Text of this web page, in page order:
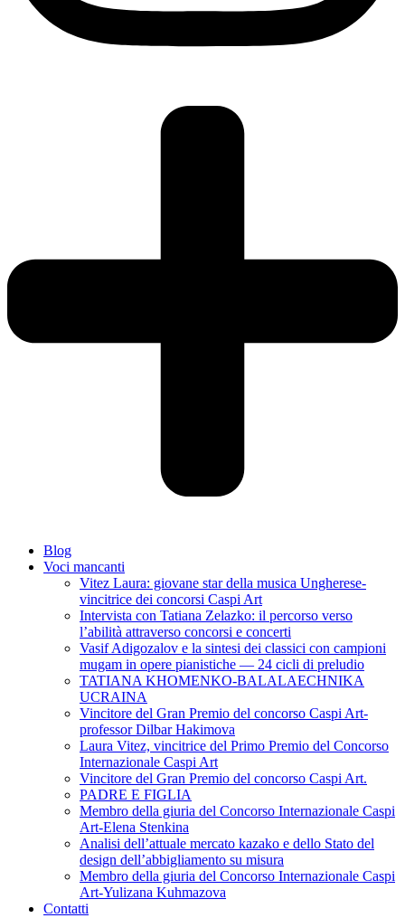
Blog
Voci mancanti
Vitez Laura: giovane star della musica Ungherese-
vincitrice dei concorsi Caspi Art
Intervista con Tatiana Zelazko: il percorso verso
l’abilità attraverso concorsi e concerti
Vasif Adigozalov e la sintesi dei classici con campioni
mugam in opere pianistiche — 24 cicli di preludio
TATIANA KHOMENKO-BALALAECHNIKA
UCRAINA
Vincitore del Gran Premio del concorso Caspi Art-
professor Dilbar Hakimova
Laura Vitez, vincitrice del Primo Premio del Concorso
Internazionale Caspi Art
Vincitore del Gran Premio del concorso Caspi Art.
PADRE E FIGLIA
Membro della giuria del Concorso Internazionale Caspi
Art-Elena Stenkina
Analisi dell’attuale mercato kazako e dello Stato del
design dell’abbigliamento su misura
Membro della giuria del Concorso Internazionale Caspi
Art-Yulizana Kuhmazova
Contatti